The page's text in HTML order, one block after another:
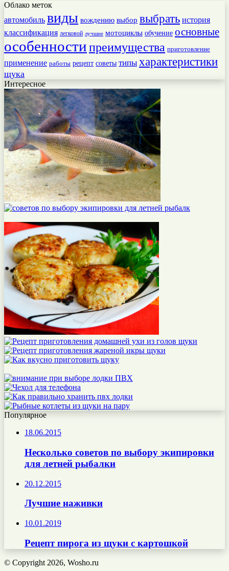
Облако меток
автомобиль виды вождению выбор выбрать история
классификация легковой лучшие мотоциклы обучение основные
особенностипреимущества приготовление
применение работы рецепт советы типы характеристики
щука
Интересное
Популярное
18.06.2015
Несколько советов по выбору экипировки
для летней рыбалки
20.12.2015
Лучшие наживки
10.01.2019
Рецепт пирога из щуки с картошкой
© Copyright 2026, Wosho.ru